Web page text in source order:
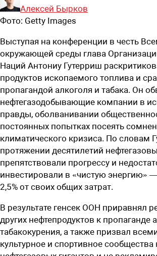
Алексей Бырков
Фото: Getty Images
Выступая на конференции в честь
окружающей среды глава
Наций Антониу Гутерриш
продуктов ископаемого топлива и
пропагандой алкоголя и табака. Он
нефтегазодобывающие компании в
правды, оболванивании
постоянных попытках посеять
климатического кризиса. По словам
протяжении десятилетий
препятствовали прогрессу и
инвестировали в «чистую энергию»
2,5% от своих общих затрат.
В результате генсек ООН приравнял
других нефтепродуктов к пропаганде
табакокурения, а также призвал
культурное и спортивное сообщества